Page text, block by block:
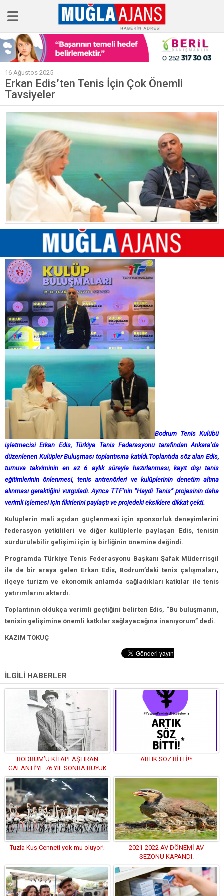
Ana Sayfa
Tüm Haberler
Köşe Yazıları
Sağlık
Magazin
Künye
16 Ağustos 2025
Erkan Edis’ten Tenis İçin Çok Önemli
Tavsiyeler
Bodrum Tenis Kulübü
işletmecisi Erkan Edis, Türkiye Tenis Federasyonu tarafından Ankara’da
düzenlenen Kulüpler Buluşması toplantısına katıldı.Toplantıda söz alan Edis,
turnuva takviminin en az 6 aylık süreyle hazırlanması, kayıt dışı tenis
eğitimlerinin önlenmesi, tenis antrenörleri ve kulüplerinin denetim altına
alınması gerektiğini vurguladı. Ayrıca TTF’nin “Haydi Tenis” projesinin daha
verimli işlemesi için fikirlerini paylaştı ve projedeki eksiklere dikkat çekti.
Kulüplerin mali açıdan güçlenmesi için sponsorluk deneyimlerini
federasyon yetkilileri ve diğer kulüplerle paylaşan Edis, tenisin
sürdürülebilir gelişimi için iş birliğinin önemine değindi.
Programda Türkiye Tenis Federasyonu Başkanı Şafak Müderrisgil
ile de bir araya gelen Erkan Edis, Bodrum’daki tenis çalışmaları,
ilçeye turizm ve ekonomik anlamda sağladıkları katkılar ile tenis
yatırımlarını aktardı.
Toplantının oldukça verimli geçtiğini belirten Edis, “Bu buluşmanın,
tenisin gelişimine önemli katkılar sağlayacağına inanıyorum” dedi.
KAZIM TOKUÇ
İLGİLİ HABERLER
BODRUM’U KİTAPLAŞTIRAN
GALANTİ’YE 76 YIL SONRA BÜYÜK
VEFA
ARTIK SÖZ BİTTİ!*
Tuzla Kuş Cenneti yok mu oluyor!
2021-2022 AV DÖNEMİ AV
SEZONU KAPANDI.